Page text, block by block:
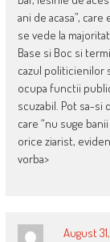
ani de acasa”,
se vede la
Base si Boc si
cazul politicienilor
ocupa functii
scuzabil. Pot sa-si
care “nu suge
orice ziarist,
vorba>
August